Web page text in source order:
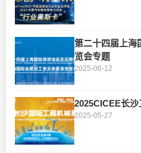
第二十四届上海
览会专题
2025-06-12
2025CICEE长
2025-05-27